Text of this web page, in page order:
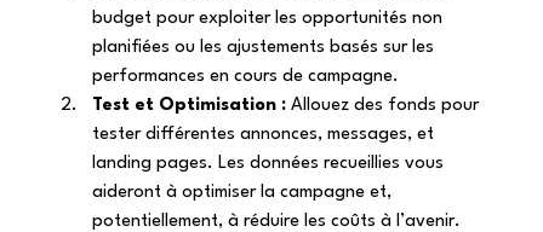
budget pour exploiter les opportunités non
planifiées ou les ajustements basés sur les
performances en cours de campagne.
Test et Optimisation : Allouez des fonds pour
tester différentes annonces, messages, et
landing pages. Les données recueillies vous
aideront à optimiser la campagne et,
potentiellement, à réduire les coûts à l’avenir.